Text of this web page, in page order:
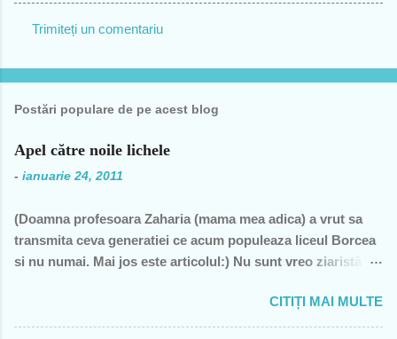
o
n
t
r
i
i
Trimiteți un comentariu
Postări populare de pe acest blog
Apel către noile lichele
- ianuarie 24, 2011
(Doamna profesoara Zaharia (mama mea adica) a vrut sa
transmita ceva generatiei ce acum populeaza liceul Borcea
si nu numai. Mai jos este articolul:) Nu sunt vreo ziaristă
partid- n-am fost decât membră a PCR, câteva luni în 1989,
şi mi-a ajuns şi pentru perioada de după 1989-, nu sunt
CITIȚI MAI MULTE